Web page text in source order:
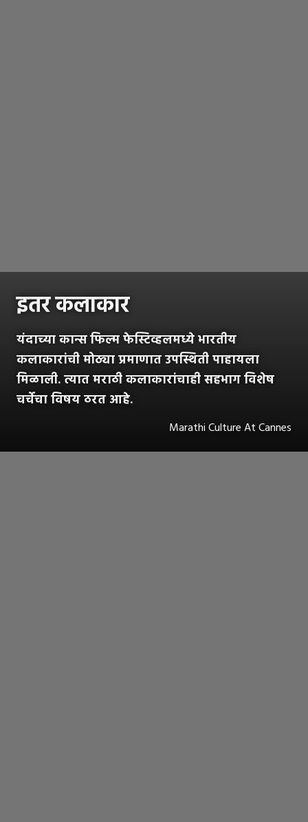
इतर कलाकार
यंदाच्या कान्स फिल्म फेस्टिव्हलमध्ये भारतीय
कलाकारांची मोठ्या प्रमाणात उपस्थिती पाहायला
मिळाली. त्यात मराठी कलाकारांचाही सहभाग विशेष
चर्चेचा विषय ठरत आहे.
Marathi Culture At Cannes